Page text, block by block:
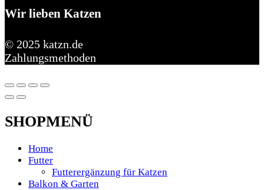
Wir lieben Katzen
© 2025 katzn.de
Zahlungsmethoden
SHOPMENÜ
Home
Futter
Futterergänzung für Katzen
Balkon & Garten